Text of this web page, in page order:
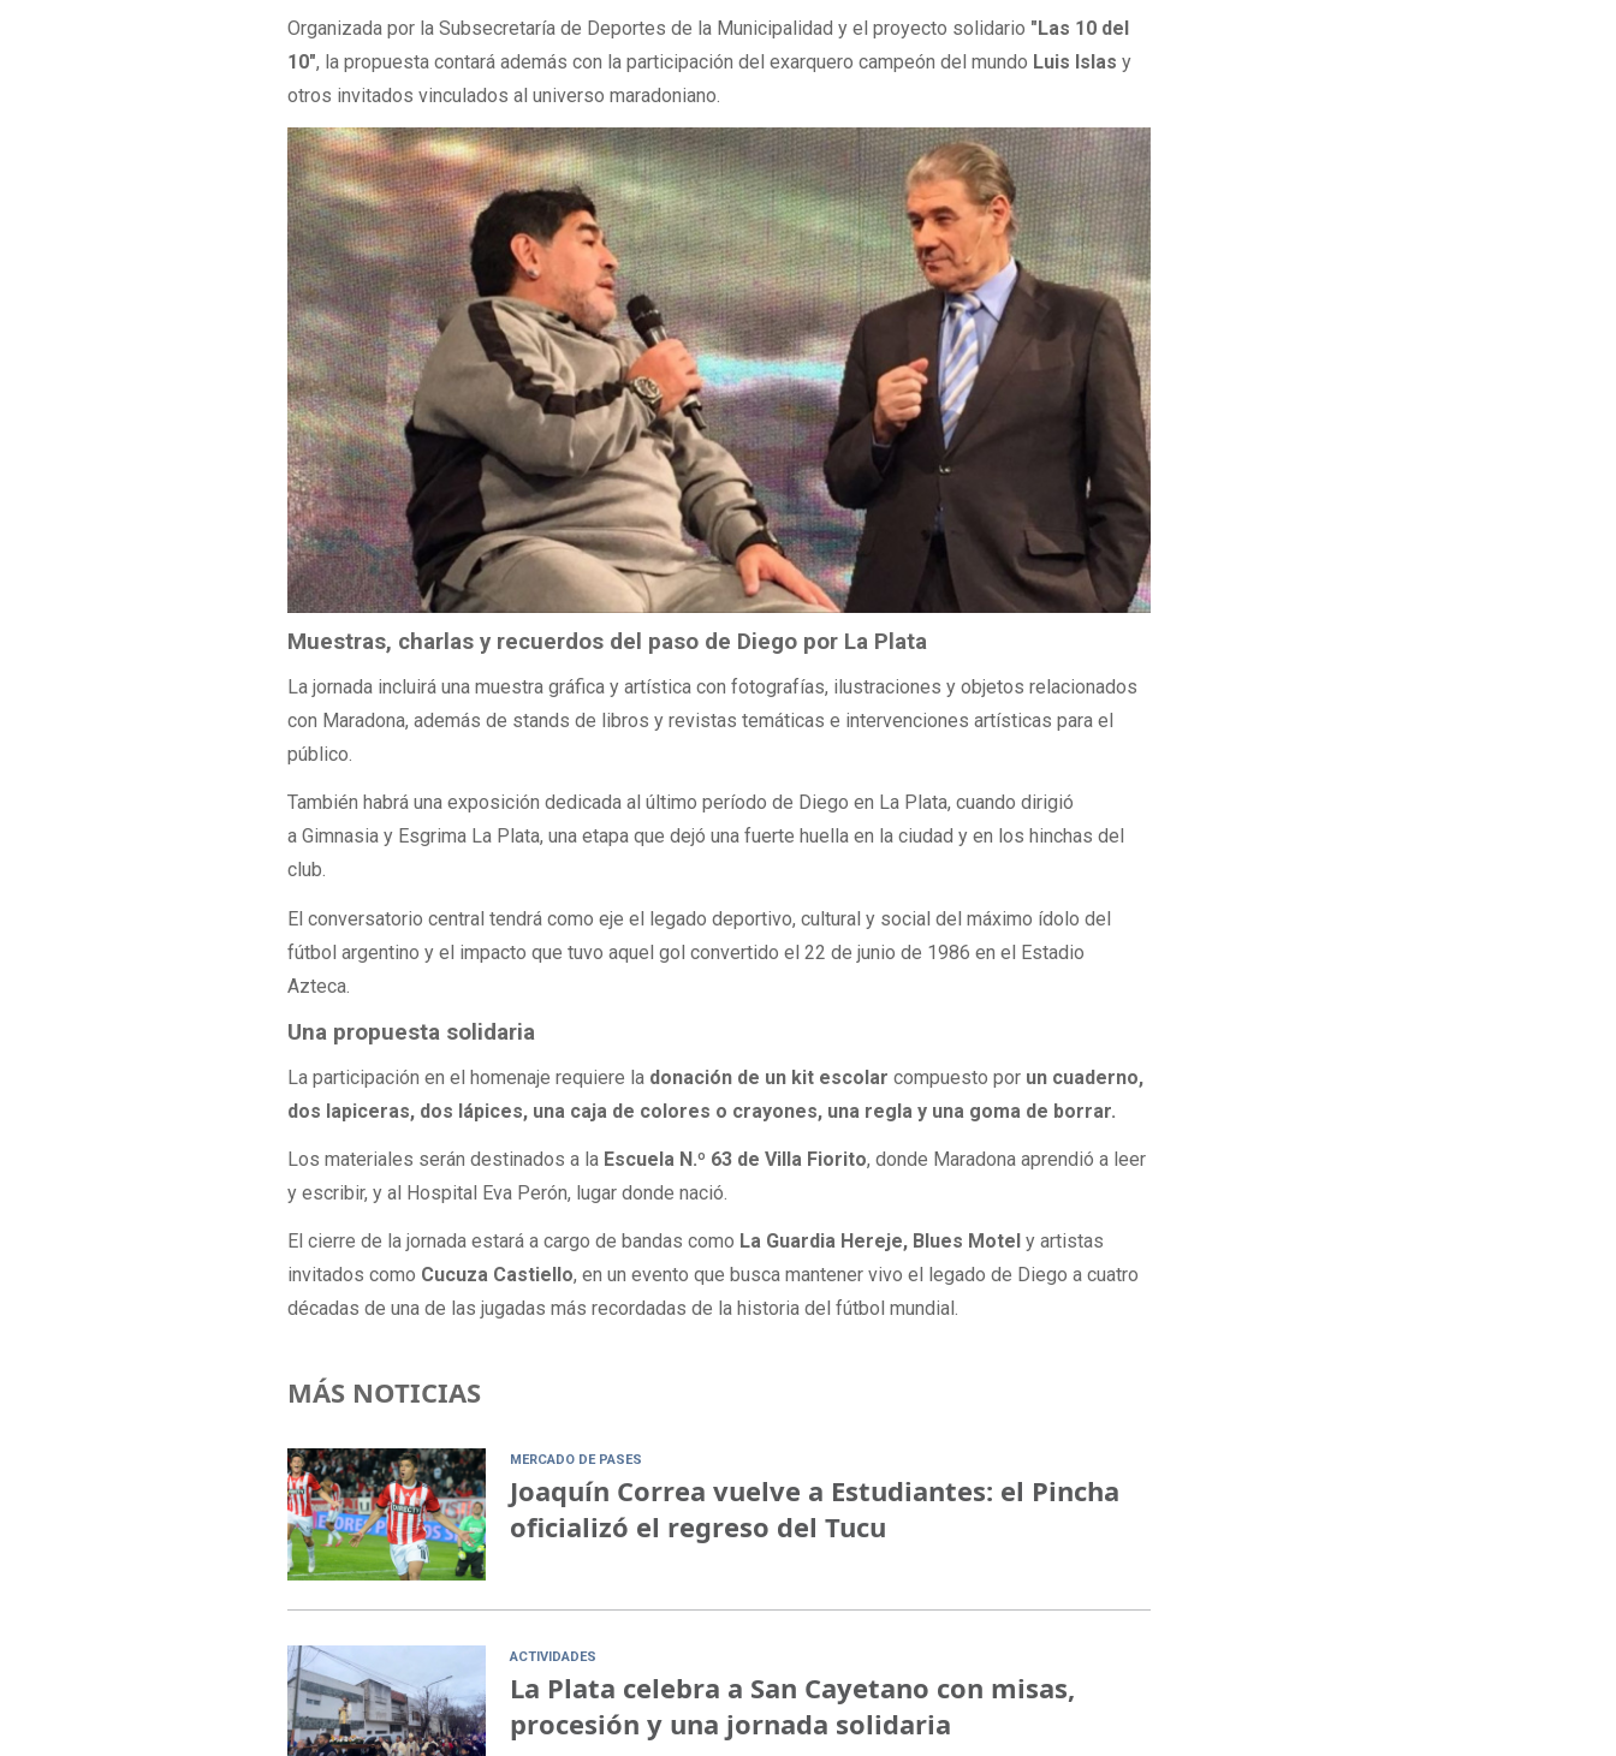
Organizada por la Subsecretaría de Deportes de la Municipalidad y el proyecto solidario "Las 10 del
10", la propuesta contará además con la participación del exarquero campeón del mundo Luis Islasy
otros invitados vinculados al universo maradoniano.
Muestras, charlas y recuerdos del paso de Diego por La Plata
La jornada incluirá una muestra gráfica y artística con fotografías, ilustraciones y objetos relacionados
con Maradona, además de stands de libros y revistas temáticas e intervenciones artísticas para el
público.
También habrá una exposición dedicada al último período de Diego en La Plata, cuando dirigió
a Gimnasia y Esgrima La Plata, una etapa que dejó una fuerte huella en la ciudad y en los hinchas del
club.
El conversatorio central tendrá como eje el legado deportivo, cultural y social del máximo ídolo del
fútbol argentino y el impacto que tuvo aquel gol convertido el 22 de junio de 1986 en el Estadio
Azteca.
Una propuesta solidaria
La participación en el homenaje requiere la donación de un kit escolarcompuesto por un cuaderno,
dos lapiceras, dos lápices, una caja de colores o crayones, una regla y una goma de borrar.
Los materiales serán destinados a la Escuela N.º 63 de Villa Fiorito, donde Maradona aprendió a leer
y escribir, y al Hospital Eva Perón, lugar donde nació.
El cierre de la jornada estará a cargo de bandas como La Guardia Hereje, Blues Motel y artistas
invitados como Cucuza Castiello, en un evento que busca mantener vivo el legado de Diego a cuatro
décadas de una de las jugadas más recordadas de la historia del fútbol mundial.
MÁS NOTICIAS
MERCADO DE PASES
Joaquín Correa vuelve a Estudiantes: el Pincha
oficializó el regreso del Tucu
ACTIVIDADES
La Plata celebra a San Cayetano con misas,
procesión y una jornada solidaria